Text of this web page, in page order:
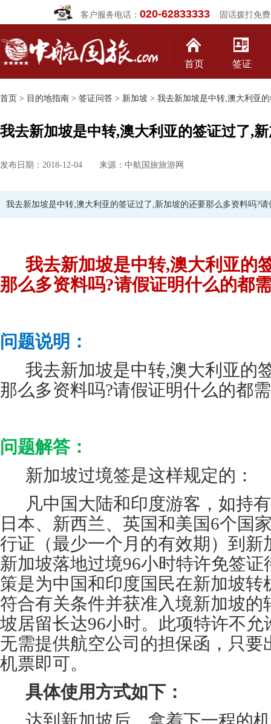
客户服务电话： 020-62833333固话拨打免费
首页 签证
首页 > 目的地指南 > 签证问答 > 新加坡 > 我去新加坡是中转,澳大利亚
我去新加坡是中转,澳大利亚的签证过了,
发布日期：2018-12-04 来源：中航国旅旅游网
我去新加坡是中转,澳大利亚的签证过了,新加坡的还要那么多资料吗?
我去新加坡是中转,澳大利亚的
那么多资料吗?请假证明什么的都
问题说明：
我去新加坡是中转,澳大利亚的
那么多资料吗?请假证明什么的都
问题解答：
新加坡过境签是这样规定的：
凡中国大陆和印度游客，如持
日本、新西兰、英国和美国6个国
行证（最少一个月的有效期）到新
新加坡落地过境96小时特许免签
策是为中国和印度国民在新加坡
符合有关条件并获准入境新加坡
坡居留长达96小时。此项特许不
无需提供航空公司的担保函，只要
机票即可。
具体使用方式如下：